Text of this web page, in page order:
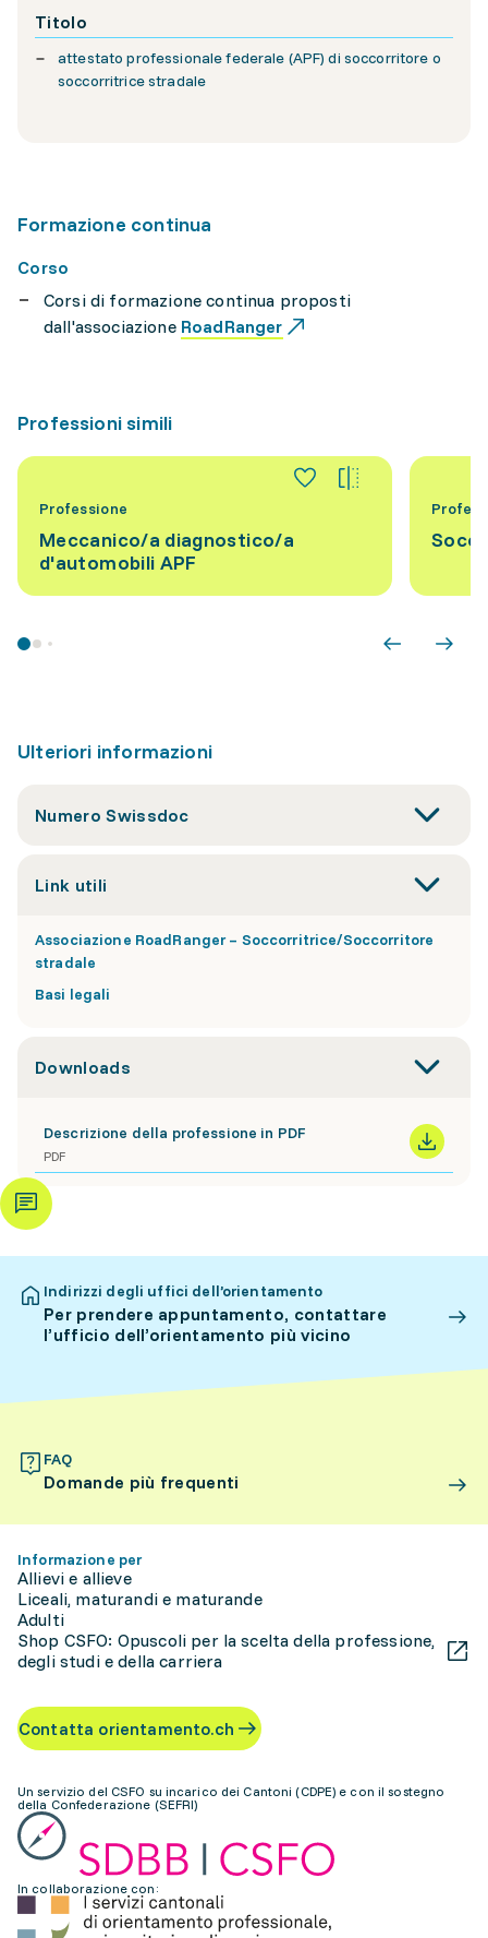
Titolo
attestato professionale federale (APF) di soccorritore o
soccorritrice stradale
Formazione continua
Corso
Corsi di formazione continua proposti
dall'associazione RoadRanger
Professioni simili
Professione
Meccanico/a diagnostico/a
d'automobili APF
Ulteriori informazioni
Numero Swissdoc
Link utili
Associazione RoadRanger – Soccorritrice/Soccorritore
stradale
Basi legali
Downloads
Descrizione della professione in PDF
PDF
Indirizzi degli uffici dell’orientamento
Per prendere appuntamento, contattare
l’ufficio dell’orientamento più vicino
FAQ
Domande più frequenti
Informazione per
Allievi e allieve
Liceali, maturandi e maturande
Adulti
Shop CSFO: Opuscoli per la scelta della professione,
degli studi e della carriera
Contatta orientamento.ch
Un servizio del CSFO su incarico dei Cantoni (CDPE) e con il sostegno
della Confederazione (SEFRI)
In collaborazione con: